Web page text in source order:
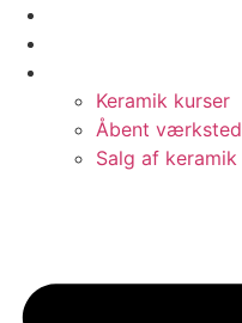
Videre
indhold
Keramik kurser
Åbent værksted
Salg af keramik